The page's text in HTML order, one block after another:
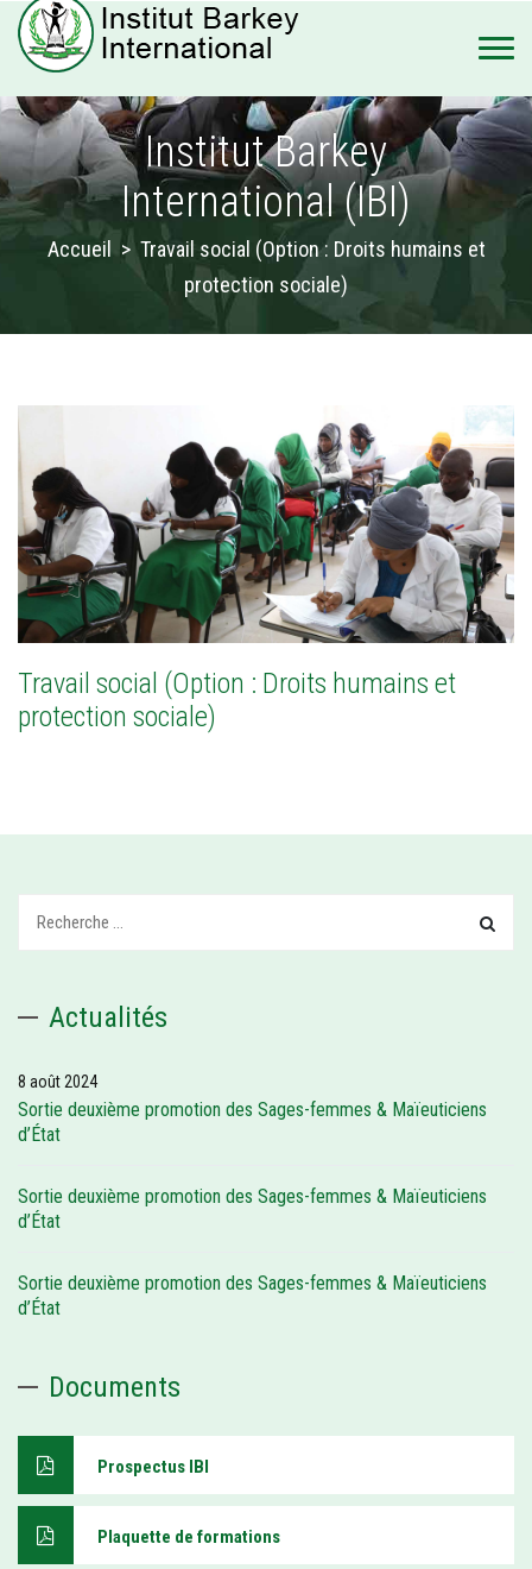
Institut Barkey
International (IBI)
Accueil > Travail social (Option : Droits humains et
protection sociale)
Travail social (Option : Droits humains et
protection sociale)
Actualités
8 août 2024
Sortie deuxième promotion des Sages-femmes & Maïeuticiens
d’État
Sortie deuxième promotion des Sages-femmes & Maïeuticiens
d’État
Sortie deuxième promotion des Sages-femmes & Maïeuticiens
d’État
Documents
Prospectus IBI
Plaquette de formations